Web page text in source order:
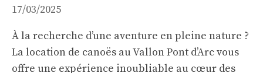
17/03/2025
À la recherche d’une aventure en pleine nature ?
La location de canoës au Vallon Pont d’Arc vous
offre une expérience inoubliable au cœur des